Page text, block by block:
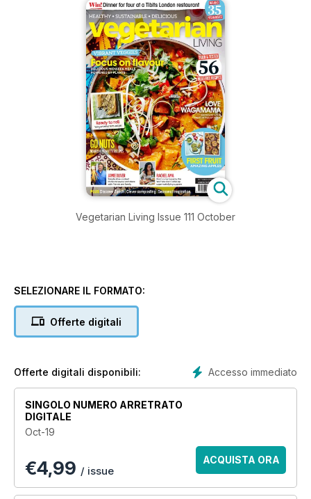
Vegetarian Living Issue 111 October
SELEZIONARE IL FORMATO:
Offerte digitali
Accesso immediato
Offerte digitali disponibili:
SINGOLO NUMERO ARRETRATO
DIGITALE
Oct-19
€4,99 / issue
ACQUISTA ORA